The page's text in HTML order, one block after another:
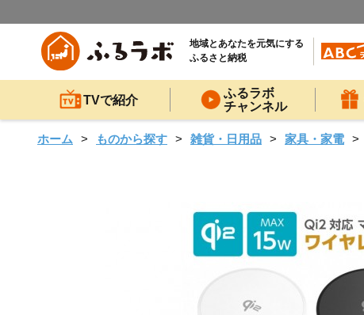
地域とあなたを元気にする
ふるさと納税
TVで紹介
ふるラボ
チャンネル
ホーム ものから探す 雑貨・日用品 家具・家電